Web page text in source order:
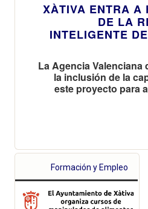
XÀTIVA ENTRA A
DE LA
INTELIGENTE
La Agencia
la inclusión de la
este proyecto para
Formación y Empleo